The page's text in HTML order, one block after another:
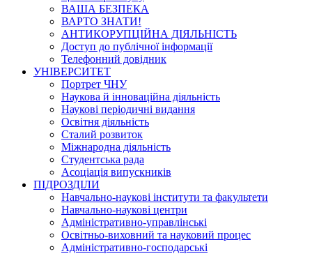
ВАША БЕЗПЕКА
ВАРТО ЗНАТИ!
АНТИКОРУПЦІЙНА ДІЯЛЬНІСТЬ
Доступ до публічної інформації
Телефонний довідник
УНІВЕРСИТЕТ
Портрет ЧНУ
Наукова й інноваційна діяльність
Наукові періодичні видання
Освітня діяльність
Сталий розвиток
Міжнародна діяльність
Студентська рада
Асоціація випускників
ПІДРОЗДІЛИ
Навчально-наукові інститути та факультети
Навчально-наукові центри
Адміністративно-управлінські
Освітньо-виховний та науковий процес
Адміністративно-господарські